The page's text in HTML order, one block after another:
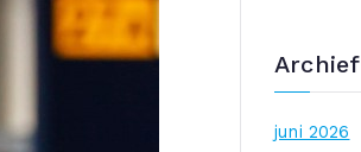
Archief
juni 2026